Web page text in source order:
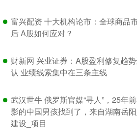
富兴配资 十大机构论市：全球商品
后 A股如何应对？
财新网 兴业证券：A股盈利修复趋
认 业绩线索集中在三条主线
武汉世牛 俄罗斯官媒“寻人”，25年
影的中国男孩找到了，来自湖南岳阳
建设_项目